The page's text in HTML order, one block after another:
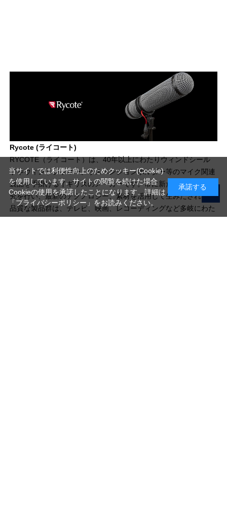
Rycote (ライコート)
RYCOTE（ライコート）は、40年以上にわたりウィンドシール
ドやウィンドジャマー、サスペンションホルダー等のマイク関連
製品を手掛けるイギリスのメーカーです。常に新たな製造法の研
究を行い、最新のテクノロジー、素材を活用して生みだされる高
品質な製品群は、テレビ、映画、レコーディングなど多岐にわた
当サイトでは利便性向上のためクッキー(Cookie)
を使用しています。サイトの閲覧を続けた場合
Cookieの使用を承諾したことになります。詳細は
「プライバシーポリシー」 をお読みください。
承諾する